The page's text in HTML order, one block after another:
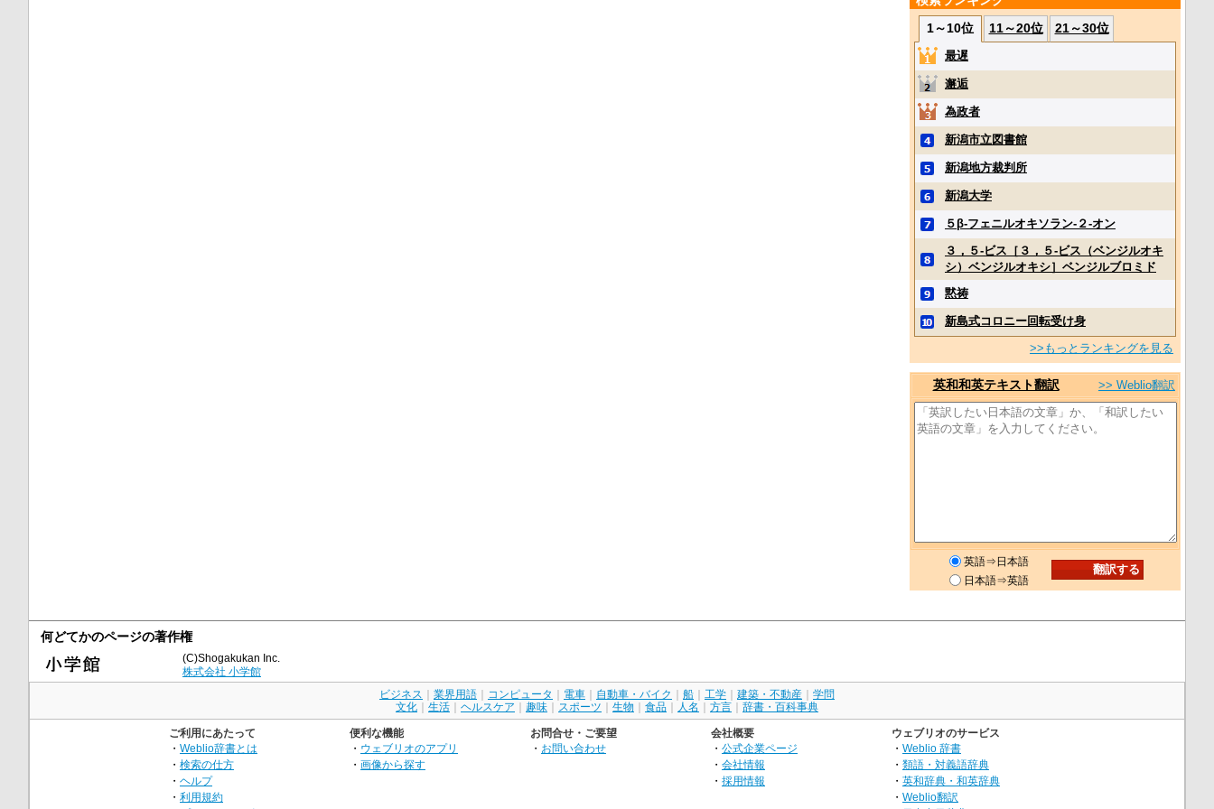
1～10位
11～20位 21～30位
最遅
邂逅
為政者
新潟市立図書館
新潟地方裁判所
新潟大学
５β‐フェニルオキソラン‐２‐オン
３，５‐ビス［３，５‐ビス（ベンジルオキ
シ）ベンジルオキシ］ベンジルブロミド
黙祷
新島式コロニー回転受け身
>>もっとランキングを見る
英和和英テキスト翻訳 >> Weblio翻訳
英語⇒日本語
日本語⇒英語
何どてかのページの著作権
(C)Shogakukan Inc.
株式会社 小学館
ビジネス 業界用語 コンピュータ 電車 自動車・バイク 船 工学 建築・不動産
学問
文化
生活 ヘルスケア 趣味 スポーツ 生物 食品 人名 方言 辞書・百科事典
ご利用にあたって
・ Weblio辞書とは
・ 検索の仕方
・ ヘルプ
・ 利用規約
便利な機能
・ ウェブリオのアプリ
・ 画像から探す
お問合せ・ご要望
・ お問い合わせ
会社概要
・ 公式企業ページ
・ 会社情報
・ 採用情報
ウェブリオのサービス
・ Weblio 辞書
・ 類語・対義語辞典
・ 英和辞典・和英辞典
・ Weblio翻訳